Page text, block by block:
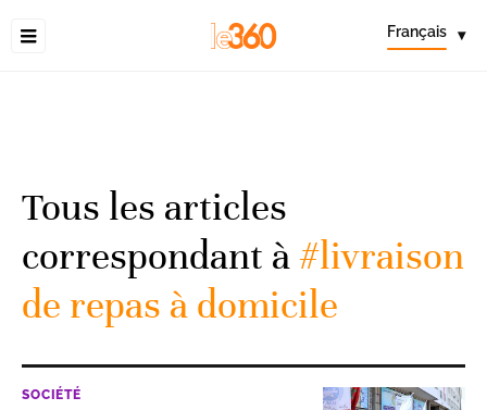
Français ▾
Tous les articles
correspondant à#livraison
de repas à domicile
SOCIÉTÉ